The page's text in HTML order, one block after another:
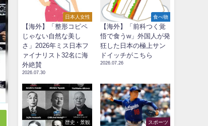
日本人女性
【海外】「整形コピペ
じゃない自然な美し
さ」2026年ミス日本フ
ァイナリスト32名に海
外絶賛
2026.07.30
食べ物
【海外】「前科つく覚
悟で食うw」外国人が発
狂した日本の極上サン
ドイッチがこちら
2026.07.26
歴史・景観 スポーツ